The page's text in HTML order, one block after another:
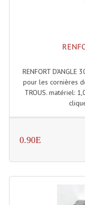
RENFORT
pour les cornières
TROUS. matériel:
0.90E